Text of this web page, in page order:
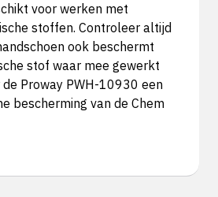
voor werken met
stoffen. Controleer altijd
ook beschermt
stof waar mee gewerkt
Proway PWH-10930 een
bescherming van de Chem